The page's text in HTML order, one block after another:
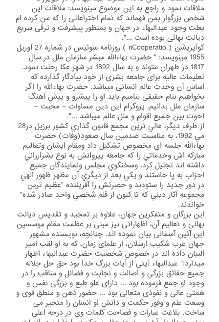
ملاقات نمود و راجع به این موضوع مینویسد: ملاقات این
شخص بزرگوار بمن فهماند که تمام اختراعاتی را که من کرده ام
بعلت وجود عبدالبهاء در جهان و بمنظور پیشرفت و ترقی سریع
دیانت بهائی بوده است ...".
کوآپریشن ( nCooperatio ) روزنامه سوئیس در شماره 27 آوریل
1955 مینویسد: " حضرت بهاءالله مبشر سازمان ملل در سال
1817 در طهران متولد و به سال 1892 در شهر عکا رحلت نمود.
تعلیمات عالیه برای جامعه بشری از خود بیادگار گذارده که
اساس آن وحدت عالم انسانی میباشد. حضرت بهاءالله را اگر
بخواهیم بنام حقیقی بنامیم باید او را پیشرو و پیش آهنگ
سازمان ملل بدانیم. پروگرام این دین مساوات – محبت –
اخوت بین جمیع اقوام و ملل عالم میباشد ...".
از طرف دیگر، عالي ترين مجمع قانون گذاري كشور برزيل در28
مي 1992، به مناسبت صدمين سال صعود(وفات) حضرت
بهاءالله جلسه اي مخصوص تشكيل داد ومقام ايشان وتعاليم
مباركه اش وخدماتي را كه جامعه پيروانش به نوع بشرارزاني
داشته اند تجليل كرد، وسخنگوي مجلس ونمايندگان جميع
احزاب به پا خاستند و يكي بعد از ديگري آن مظهر ظهور الهي
در دور جديد را ستودند و حضرتش را آفريننده "عظيم ترين
مجموعه آثار ديني كه تا كنون از قلم شخصي واحد صادر شده"
خواندند.
این بزرگان و متفکرین جهان، علاوه بر تمجید و تقدیس دیانت
بهائی و تعالیم آن، اظهاراتی نیز مبنی بر عظمت مقام موسسین
این آئین آسمانی بیان نموده اند. چنانچه، نویسنده مشهور
جهان عرب شکیب ارسلان، از علمای زمان، که به او لقب امیر
البیان داده اند در خصوص شخصیت حضرت عبدالبهاء اظهار
میدارد:" عبدالبهاء آیتی از آیات بزرگ خدا بود حق جل جلاله
جمیع حقائق بزرگی و اصالت و نجابت و فضائل و مناقب را در
وجود او جمع فرموده بود ... دارای علو طبع و بزرگی نفس و
همتی عالی و نفوذی متعالی بود ... حضور ذهن و منطق قوی و
وسعت علم و وفور حکمت و دانش او انسان را متحیر می
ساخت. بلاغت عبارات و فصاحت کلمات وی در درجه اعلی